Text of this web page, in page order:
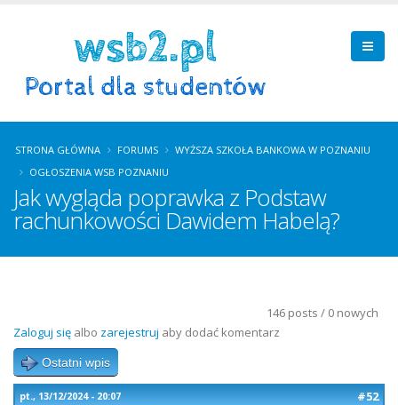
STRONA GŁÓWNA FORUMS
WYŻSZA SZKOŁA BANKOWA W POZNANIU
OGŁOSZENIA WSB POZNANIU
Jak wygląda poprawka z Podstaw
rachunkowości Dawidem Habelą?
146 posts / 0 nowych
Zaloguj się albo zarejestruj aby dodać komentarz
Ostatni wpis
pt., 13/12/2024 - 20:07
#52